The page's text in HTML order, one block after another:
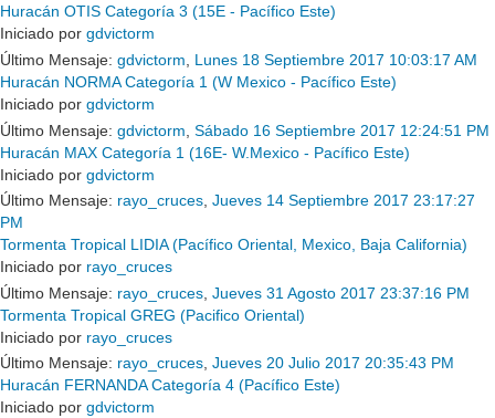
Huracán OTIS Categoría 3 (15E - Pacífico Este)
Iniciado por gdvictorm
Último Mensaje: gdvictorm
Lunes 18 Septiembre 2017 10:03:17 AM
Huracán NORMA Categoría 1 (W Mexico - Pacífico Este)
Iniciado por gdvictorm
Último Mensaje: gdvictorm Sábado 16 Septiembre 2017 12:24:51 PM
Huracán MAX Categoría 1 (16E- W.Mexico - Pacífico Este)
Iniciado por gdvictorm
Último Mensaje: rayo_cruces Jueves 14 Septiembre 2017 23:17:27
PM
Tormenta Tropical LIDIA (Pacífico Oriental, Mexico, Baja California)
Iniciado por rayo_cruces
Último Mensaje: rayo_cruces Jueves 31 Agosto 2017 23:37:16 PM
Tormenta Tropical GREG (Pacifico Oriental)
Iniciado por rayo_cruces
Último Mensaje: rayo_cruces, Jueves 20 Julio 2017 20:35:43 PM
Huracán FERNANDA Categoría 4 (Pacífico Este)
Iniciado por gdvictorm